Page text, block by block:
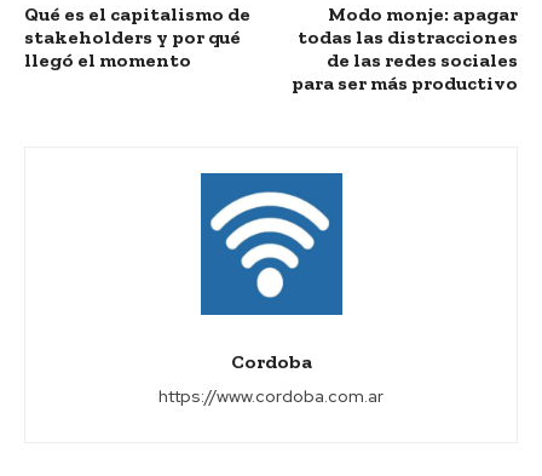
Qué es el capitalismo de
stakeholders y por qué
llegó el momento
Modo monje: apagar
todas las distracciones
de las redes sociales
para ser más productivo
Cordoba
https://www.cordoba.com.ar